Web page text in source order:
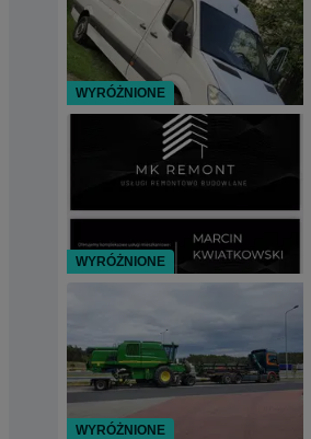
WYRÓŻNIONE
WYRÓŻNIONE
WYRÓŻNIONE